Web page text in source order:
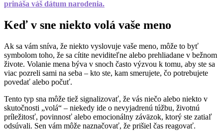
prináša váš dátum narodenia.
Keď v sne niekto volá vaše meno
Ak sa vám sníva, že niekto vyslovuje vaše meno, môže to byť
symbolom toho, že sa cítite neviditeľne alebo prehliadane v bežnom
živote. Volanie mena býva v snoch často výzvou k tomu, aby ste sa
viac pozreli sami na seba – kto ste, kam smerujete, čo potrebujete
povedať alebo počuť.
Tento typ sna môže tiež signalizovať, že vás niečo alebo niekto v
skutočnosti „volá“ – niekedy ide o nevyjadrenú túžbu, životnú
príležitosť, povinnosť alebo emocionálny záväzok, ktorý ste zatiaľ
odsúvali. Sen vám môže naznačovať, že prišiel čas reagovať.